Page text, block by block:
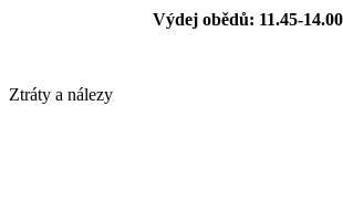
Výdej obědů: 11.45-14.00
Ztráty a nálezy